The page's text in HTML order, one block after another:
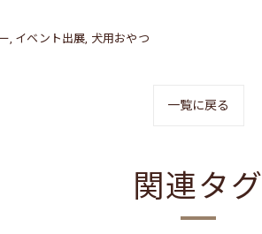
イベント出展 犬用おやつ
一覧に戻る
関連タグ